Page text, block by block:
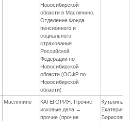
Новосибирской
области в Маслянино,
Отделение Фонда
пенсионного и
социального
страхования
Российской
Федерации по
Новосибирской
области (ОСФР по
Новосибирской
области)
Маслянино
КАТЕГОРИЯ: Прочие
исковые дела →
прочие (прочие
Кутькина
Екатерина
Борисовна